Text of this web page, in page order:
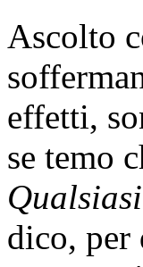
Ascolto
effetti,
se temo
dico, per